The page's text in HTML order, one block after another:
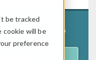
be tracked
cookie will be
preference
20 gennaio 2026